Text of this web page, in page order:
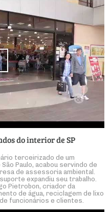
do interior de SP
terceirizado de um
Paulo, acabou servindo de
de assessoria ambiental.
expandiu seu trabalho.
Pietrobon, criador da
de água, reciclagem de lixo
funcionários e clientes.